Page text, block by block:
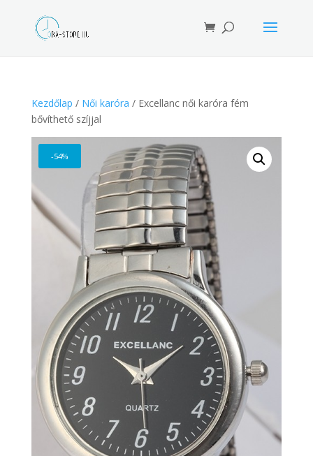
search
Kezdőlap / Női karóra / Excellanc női karóra fém
bővíthető szíjjal
-54%